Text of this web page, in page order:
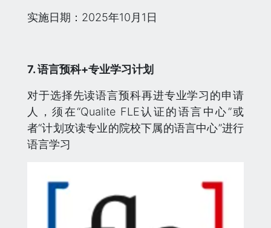
实施日期：2025年10月1日
7. 语言预科+专业学习计划
对于选择先读语言预科再进专业学习的申请
人，须在“Qualite FLE认证的语言中心”或
者“计划攻读专业的院校下属的语言中心”进行
语言学习